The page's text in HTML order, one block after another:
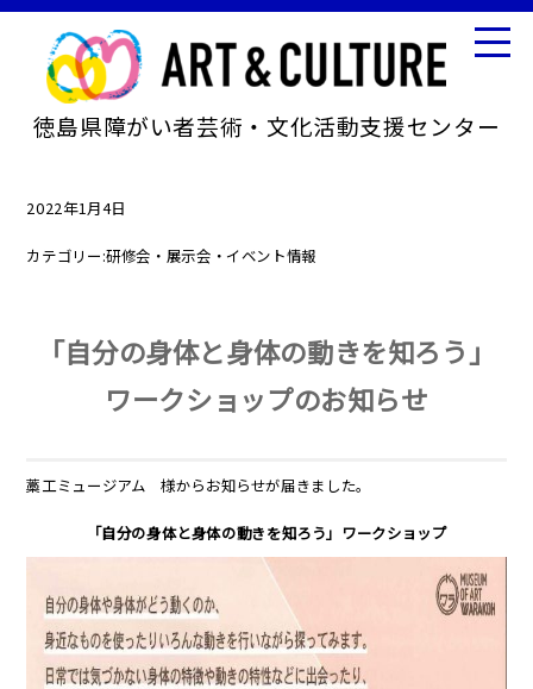
徳島県障がい者芸術・文化活動支援センター
2022年1月4日
カテゴリー:研修会・展示会・イベント情報
「自分の身体と身体の動きを知ろう」
ワークショップのお知らせ
藁工ミュージアム 様からお知らせが届きました。
「自分の身体と身体の動きを知ろう」ワークショップ